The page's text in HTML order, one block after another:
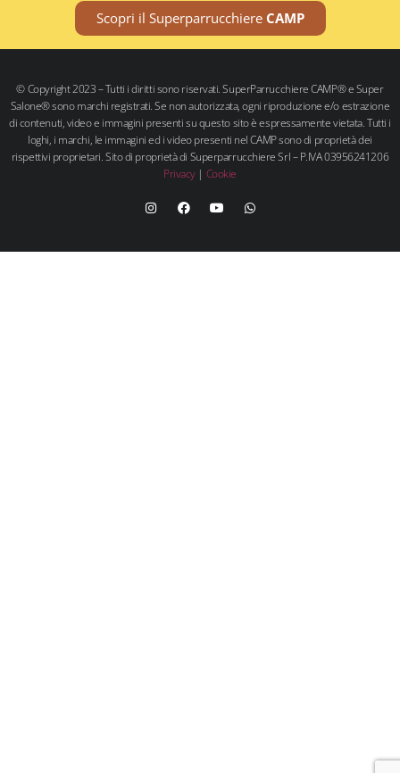
Scopri il Superparrucchiere CAMP
© Copyright 2023 – Tutti i diritti sono riservati. SuperParrucchiere CAMP® e Super
Salone® sono marchi registrati. Se non autorizzata, ogni riproduzione e/o estrazione
di contenuti, video e immagini presenti su questo sito è espressamente vietata. Tutti i
loghi, i marchi, le immagini ed i video presenti nel CAMP sono di proprietà dei
rispettivi proprietari. Sito di proprietà di Superparrucchiere Srl – P.IVA 03956241206
Privacy| Cookie